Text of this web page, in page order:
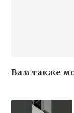
Вам также